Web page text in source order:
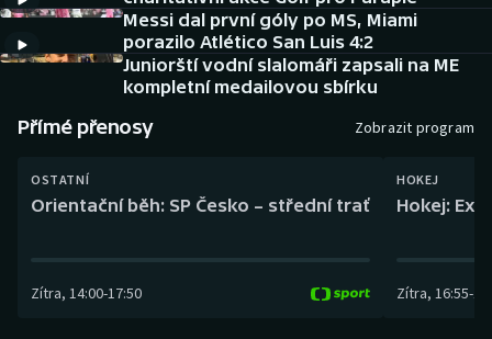
Baseball a softbal
Biatlon
Boby a skeleton
Curling
Historické návraty
Aplikace ČT sport
AZ kvíz
Messi dal první góly po MS, Miami
porazilo Atlético San Luis 4:2
Juniorští vodní slalomáři zapsali na ME
kompletní medailovou sbírku
Přímé přenosy Zobrazit program
OSTATNÍ
Orientační běh: SP Česko – střední trať
Zítra, 14:00-17:50
HOKEJ
Hokej:
Zítra, 16:55-